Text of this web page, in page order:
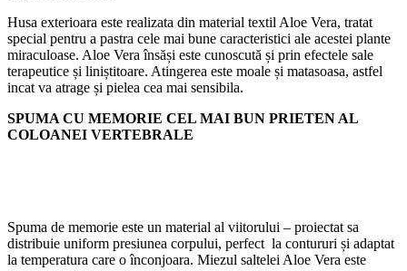
Husa exterioara este realizata din material textil Aloe Vera, tratat
special pentru a pastra cele mai bune caracteristici ale acestei plante
miraculoase. Aloe Vera însăși este cunoscută și prin efectele sale
terapeutice și liniștitoare. Atingerea este moale și matasoasa, astfel
incat va atrage și pielea cea mai sensibila.
SPUMA CU MEMORIE CEL MAI BUN PRIETEN AL
COLOANEI VERTEBRALE
Spuma de memorie este un material al viitorului – proiectat sa
distribuie uniform presiunea corpului, perfect la contururi și adaptat
la temperatura care o înconjoara. Miezul saltelei Aloe Vera este